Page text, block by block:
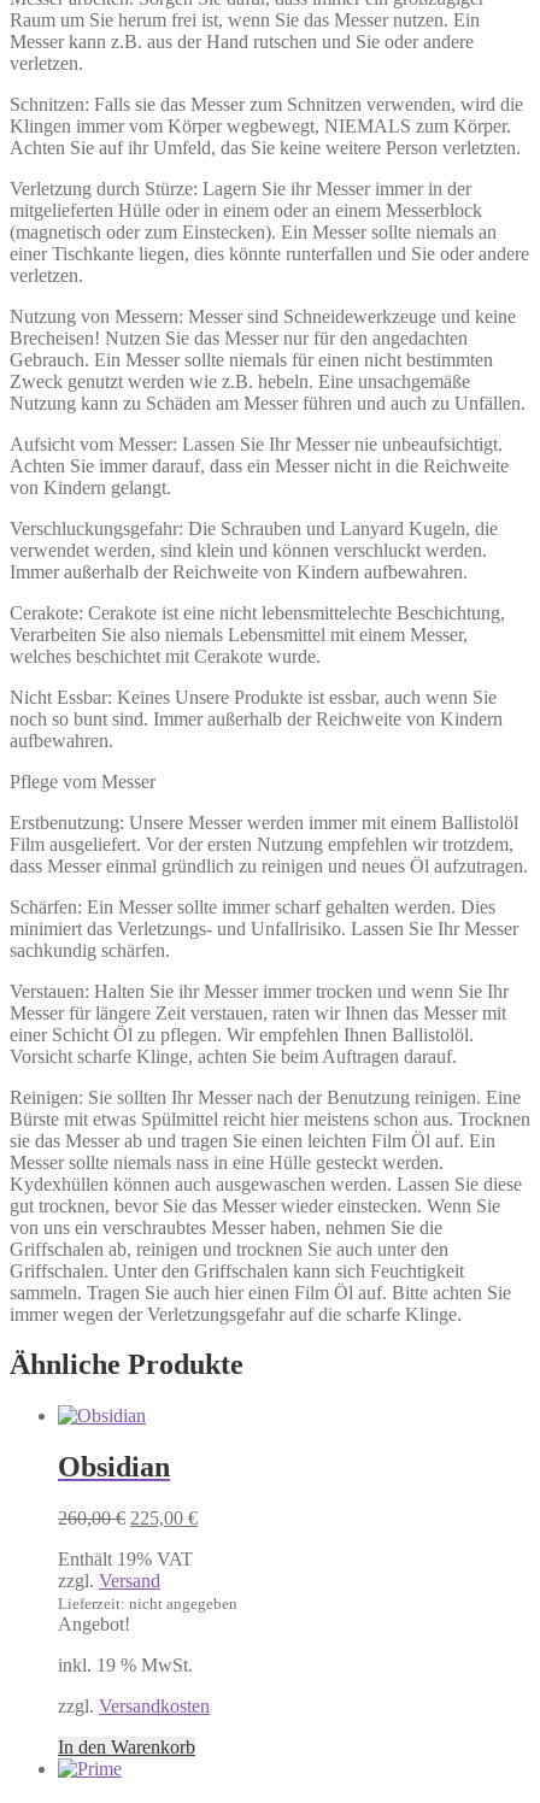
Raum um Sie herum frei ist, wenn Sie das Messer nutzen. Ein
Messer kann z.B. aus der Hand rutschen und Sie oder andere
verletzen.
Schnitzen: Falls sie das Messer zum Schnitzen verwenden, wird die
Klingen immer vom Körper wegbewegt, NIEMALS zum Körper.
Achten Sie auf ihr Umfeld, das Sie keine weitere Person verletzten.
Verletzung durch Stürze: Lagern Sie ihr Messer immer in der
mitgelieferten Hülle oder in einem oder an einem Messerblock
(magnetisch oder zum Einstecken). Ein Messer sollte niemals an
einer Tischkante liegen, dies könnte runterfallen und Sie oder andere
verletzen.
Nutzung von Messern: Messer sind Schneidewerkzeuge und keine
Brecheisen! Nutzen Sie das Messer nur für den angedachten
Gebrauch. Ein Messer sollte niemals für einen nicht bestimmten
Zweck genutzt werden wie z.B. hebeln. Eine unsachgemäße
Nutzung kann zu Schäden am Messer führen und auch zu Unfällen.
Aufsicht vom Messer: Lassen Sie Ihr Messer nie unbeaufsichtigt.
Achten Sie immer darauf, dass ein Messer nicht in die Reichweite
von Kindern gelangt.
Verschluckungsgefahr: Die Schrauben und Lanyard Kugeln, die
verwendet werden, sind klein und können verschluckt werden.
Immer außerhalb der Reichweite von Kindern aufbewahren.
Cerakote: Cerakote ist eine nicht lebensmittelechte Beschichtung,
Verarbeiten Sie also niemals Lebensmittel mit einem Messer,
welches beschichtet mit Cerakote wurde.
Nicht Essbar: Keines Unsere Produkte ist essbar, auch wenn Sie
noch so bunt sind. Immer außerhalb der Reichweite von Kindern
aufbewahren.
Pflege vom Messer
Erstbenutzung: Unsere Messer werden immer mit einem Ballistolöl
Film ausgeliefert. Vor der ersten Nutzung empfehlen wir trotzdem,
dass Messer einmal gründlich zu reinigen und neues Öl aufzutragen.
Schärfen: Ein Messer sollte immer scharf gehalten werden. Dies
minimiert das Verletzungs- und Unfallrisiko. Lassen Sie Ihr Messer
sachkundig schärfen.
Verstauen: Halten Sie ihr Messer immer trocken und wenn Sie Ihr
Messer für längere Zeit verstauen, raten wir Ihnen das Messer mit
einer Schicht Öl zu pflegen. Wir empfehlen Ihnen Ballistolöl.
Vorsicht scharfe Klinge, achten Sie beim Auftragen darauf.
Reinigen: Sie sollten Ihr Messer nach der Benutzung reinigen. Eine
Bürste mit etwas Spülmittel reicht hier meistens schon aus. Trocknen
sie das Messer ab und tragen Sie einen leichten Film Öl auf. Ein
Messer sollte niemals nass in eine Hülle gesteckt werden.
Kydexhüllen können auch ausgewaschen werden. Lassen Sie diese
gut trocknen, bevor Sie das Messer wieder einstecken. Wenn Sie
von uns ein verschraubtes Messer haben, nehmen Sie die
Griffschalen ab, reinigen und trocknen Sie auch unter den
Griffschalen. Unter den Griffschalen kann sich Feuchtigkeit
sammeln. Tragen Sie auch hier einen Film Öl auf. Bitte achten Sie
immer wegen der Verletzungsgefahr auf die scharfe Klinge.
Ähnliche Produkte
Obsidian
260,00€ Ursprünglicher
war:
260,00 €
225,00 €Aktueller
Enthält 19% VAT
zzgl. Versand
Lieferzeit: nicht angegeben
Angebot!
inkl. 19 % MwSt.
zzgl. Versandkosten
In den Warenkorb